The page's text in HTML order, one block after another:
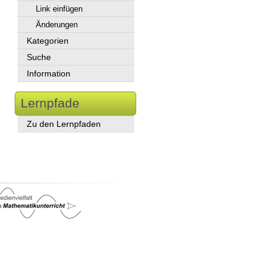
Link einfügen
Änderungen
Kategorien
Suche
Information
Lernpfade
Zu den Lernpfaden